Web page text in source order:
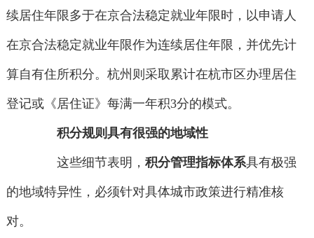
续居住年限多于在京合法稳定就业年限时，以申请人
在京合法稳定就业年限作为连续居住年限，并优先计
算自有住所积分。杭州则采取累计在杭市区办理居住
登记或《居住证》每满一年积3分的模式。
积分规则具有很强的地域性
这些细节表明，积分管理指标体系具有极强
的地域特异性，必须针对具体城市政策进行精准核
对。